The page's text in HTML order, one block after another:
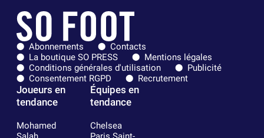
Abonnements
Contacts
La boutique SO PRESS
Mentions légales
Conditions générales d'utilisation
Publicité
Consentement RGPD
Recrutement
Joueurs en
tendance
Mohamed
Équipes en
tendance
Chelsea